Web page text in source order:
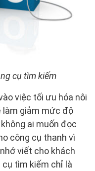
cụ tìm kiếm
việc tối ưu hóa nôi
làm giảm mức độ
ai muốn đọc
công cụ thanh vì
viết cho khách
tìm kiếm chỉ là